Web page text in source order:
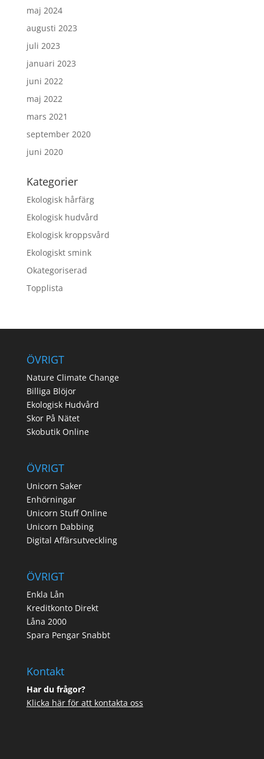
maj 2024
augusti 2023
juli 2023
januari 2023
juni 2022
maj 2022
mars 2021
september 2020
juni 2020
Kategorier
Ekologisk hårfärg
Ekologisk hudvård
Ekologisk kroppsvård
Ekologiskt smink
Okategoriserad
Topplista
ÖVRIGT
Nature Climate Change
Billiga Blöjor
Ekologisk Hudvård
Skor På Nätet
Skobutik Online
ÖVRIGT
Unicorn Saker
Enhörningar
Unicorn Stuff Online
Unicorn Dabbing
Digital Affärsutveckling
ÖVRIGT
Enkla Lån
Kreditkonto Direkt
Låna 2000
Spara Pengar Snabbt
Kontakt
Har du frågor?
Klicka här för att kontakta oss